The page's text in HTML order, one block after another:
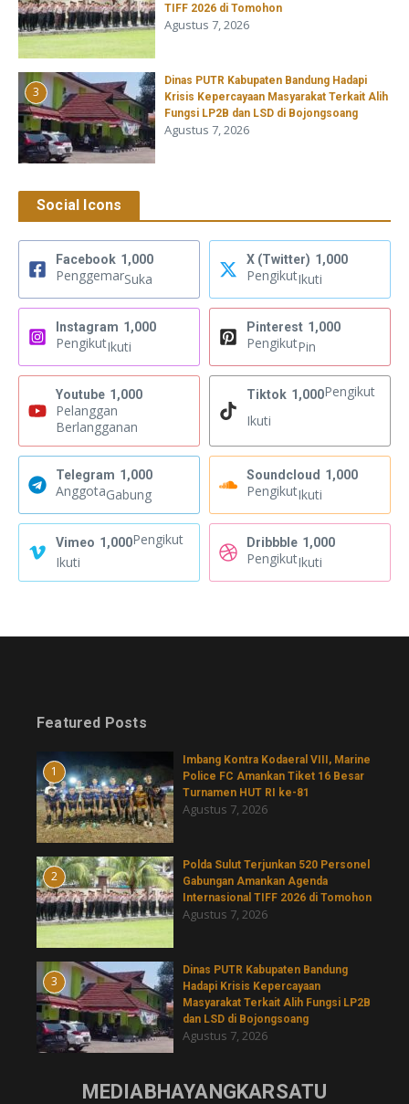
TIFF 2026 di Tomohon
Agustus 7, 2026
3
Dinas PUTR Kabupaten Bandung Hadapi
Krisis Kepercayaan Masyarakat Terkait Alih
Fungsi LP2B dan LSD di Bojongsoang
Agustus 7, 2026
Social Icons
Facebook 1,000
PenggemarSuka
X (Twitter) 1,000
PengikutIkuti
Instagram 1,000
PengikutIkuti
Pinterest 1,000
PengikutPin
Youtube 1,000
Pelanggan
Berlangganan
Tiktok 1,000Pengikut
Ikuti
Telegram 1,000
AnggotaGabung
Soundcloud 1,000
PengikutIkuti
Vimeo 1,000Pengikut
Ikuti
Dribbble 1,000
PengikutIkuti
Featured Posts
1
Imbang Kontra Kodaeral VIII, Marine
Police FC Amankan Tiket 16 Besar
Turnamen HUT RI ke-81
Agustus 7, 2026
2
​Polda Sulut Terjunkan 520 Personel
Gabungan Amankan Agenda
Internasional TIFF 2026 di Tomohon
Agustus 7, 2026
3
Dinas PUTR Kabupaten Bandung
Hadapi Krisis Kepercayaan
Masyarakat Terkait Alih Fungsi LP2B
dan LSD di Bojongsoang
Agustus 7, 2026
MEDIABHAYANGKARSATU